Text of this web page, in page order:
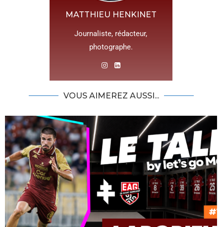
MATTHIEU HENKINET
Journaliste, rédacteur,
photographe.
VOUS AIMEREZ AUSSI...